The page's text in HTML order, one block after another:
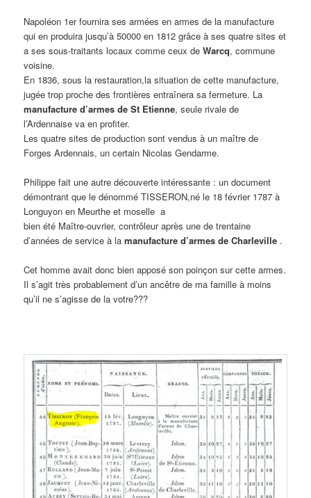
Napoléon 1er fournira ses armées en armes de la manufacture
qui en produira jusqu’à 50000 en 1812 grâce à ses quatre sites et
a ses sous-traitants locaux comme ceux deWarcq, commune
voisine.
En 1836, sous la restauration,la situation de cette manufacture,
jugée trop proche des frontières entraînera sa fermeture. La
manufacture d’armes de St Etienne, seule rivale de
l’Ardennaise va en profiter.
Les quatre sites de production sont vendus à un maître de
Forges Ardennais, un certain Nicolas Gendarme.
Philippe fait une autre découverte intéressante : un document
démontrant que le dénommé TISSERON,né le 18 février 1787 à
Longuyon en Meurthe et moselle a
bien été Maître-ouvrier, contrôleur après une de trentaine
d’années de service à lamanufacture d’armes de Charleville .
Cet homme avait donc bien apposé son poinçon sur cette armes.
Il s’agit très probablement d’un ancêtre de ma famille à moins
qu’il ne s’agisse de la votre???